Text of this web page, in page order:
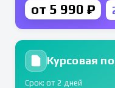
от 5 990 ₽
Курсовая
Срок: от 2 дней